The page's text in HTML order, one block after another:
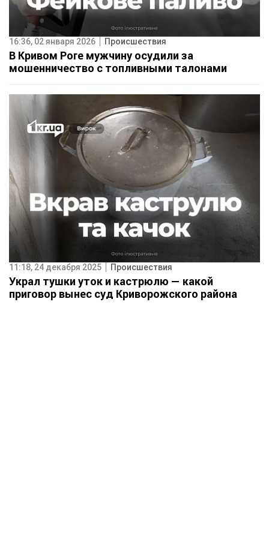
16:36, 02 января 2026 Происшествия
В Кривом Роге мужчину осудили за
мошенничество с топливными талонами
11:18, 24 декабря 2025 Происшествия
Украл тушки уток и кастрюлю — какой
приговор вынес суд Криворожского района